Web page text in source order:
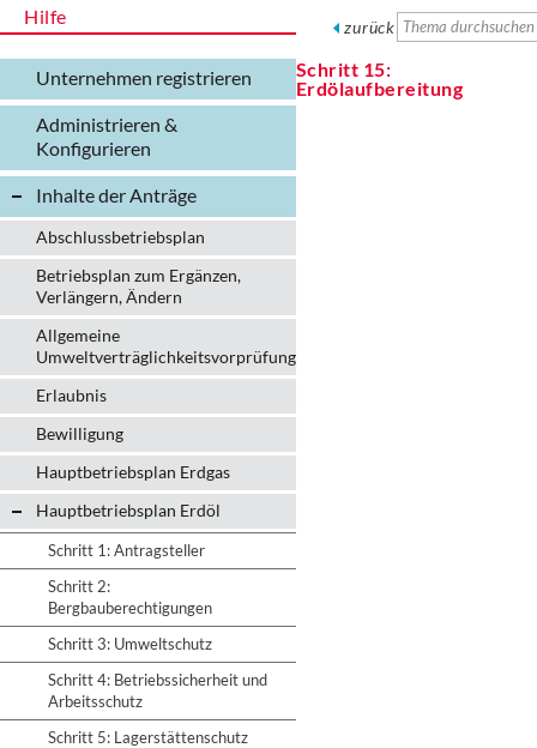
Hilfe
Unternehmen registrieren
Administrieren &
Konfigurieren
Inhalte der Anträge
Abschlussbetriebsplan
Betriebsplan zum Ergänzen,
Verlängern, Ändern
Allgemeine
Umweltverträglichkeitsvorprüfung
Erlaubnis
Bewilligung
Hauptbetriebsplan Erdgas
Hauptbetriebsplan Erdöl
Schritt 1: Antragsteller
Schritt 2:
Bergbauberechtigungen
Schritt 3: Umweltschutz
Schritt 4: Betriebssicherheit und
Arbeitsschutz
Schritt 5: Lagerstättenschutz
zurück
Schritt 15:
Erdölaufbereitung